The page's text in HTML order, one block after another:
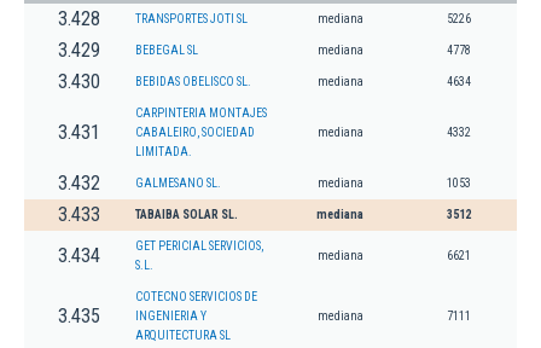
3.428 TRANSPORTES JOTI SL mediana 5226
3.429 BEBEGAL SL mediana 4778
3.430 BEBIDAS OBELISCO SL. mediana 4634
3.431
CARPINTERIA MONTAJES
CABALEIRO, SOCIEDAD
LIMITADA.
mediana 4332
3.432 GALMESANO SL. mediana 1053
3.433 TABAIBA SOLAR SL. mediana 3512
3.434
GET PERICIAL SERVICIOS,
S.L.
mediana 6621
3.435
COTECNO SERVICIOS DE
INGENIERIA Y
ARQUITECTURA SL
mediana 7111